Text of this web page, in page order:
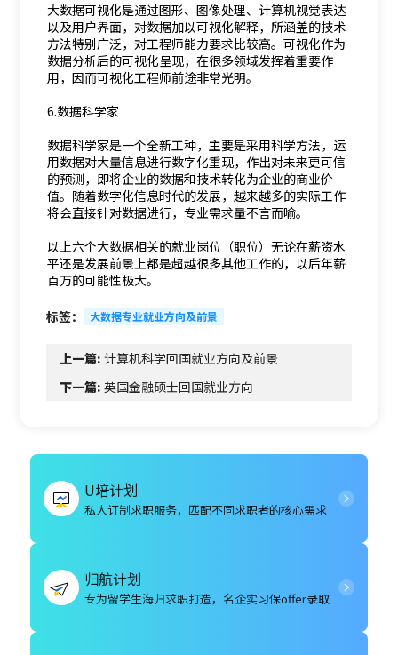
大数据可视化是通过图形、图像处理、计算机视觉表达
以及用户界面，对数据加以可视化解释，所涵盖的技术
方法特别广泛，对工程师能力要求比较高。可视化作为
数据分析后的可视化呈现，在很多领域发挥着重要作
用，因而可视化工程师前途非常光明。
6.数据科学家
数据科学家是一个全新工种，主要是采用科学方法，运
用数据对大量信息进行数字化重现，作出对未来更可信
的预测，即将企业的数据和技术转化为企业的商业价
值。随着数字化信息时代的发展，越来越多的实际工作
将会直接针对数据进行，专业需求量不言而喻。
以上六个大数据相关的就业岗位（职位）无论在薪资水
平还是发展前景上都是超越很多其他工作的，以后年薪
百万的可能性极大。
标签： 大数据专业就业方向及前景
上一篇:计算机科学回国就业方向及前景
下一篇:英国金融硕士回国就业方向
U培计划
私人订制求职服务，匹配不同求职者的核心需求
归航计划
专为留学生海归求职打造，名企实习保offer录取